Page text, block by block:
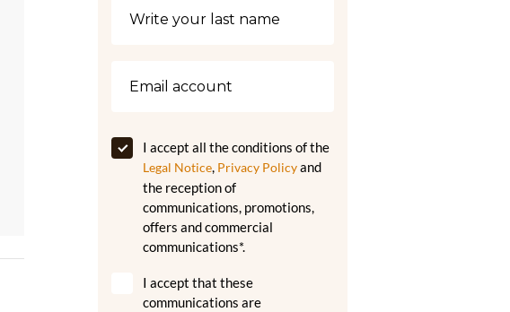
I accept all the conditions of the
Legal Notice, Privacy Policyand
the reception of
communications, promotions,
offers and commercial
communications*.
I accept that these
communications are